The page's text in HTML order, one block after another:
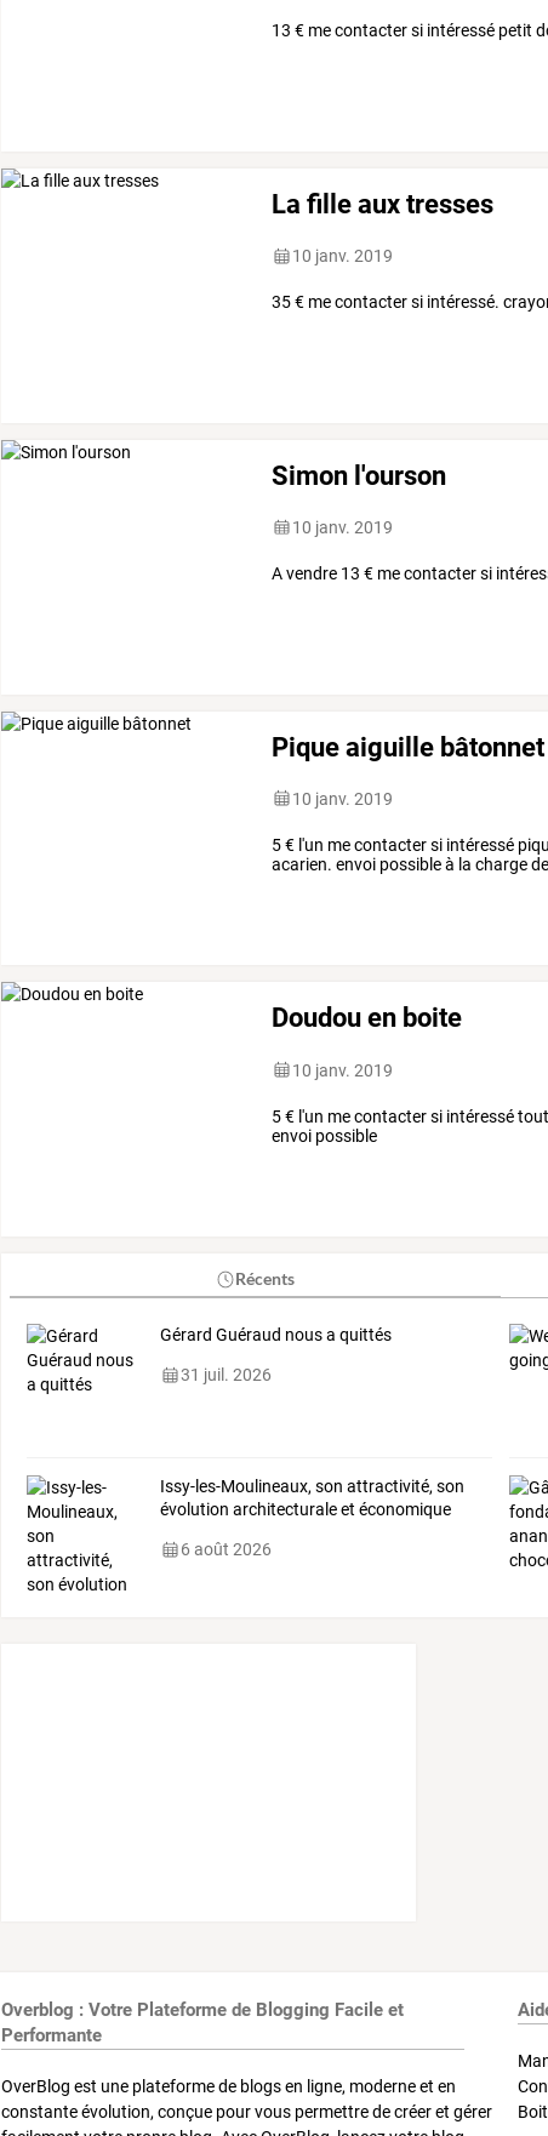
13 € me contacter si intéressé petit
La fille aux tresses
10 janv. 2019
35 € me contacter si intéressé.
Simon l'ourson
10 janv. 2019
A vendre 13 € me contacter si
Pique aiguille bâtonnet
10 janv. 2019
5 € l'un me contacter si intéressé
acarien. envoi possible à la charge
Doudou en boite
10 janv. 2019
5 € l'un me contacter si intéressé
envoi possible
Récents
Gérard Guéraud nous a quittés
31 juil. 2026
Issy-les-Moulineaux, son attractivité, son
évolution architecturale et économique
6 août 2026
Overblog : Votre Plateforme de Blogging Facile et
Performante
OverBlog est une plateforme de blogs en ligne, moderne et en
constante évolution, conçue pour vous permettre de créer et gérer